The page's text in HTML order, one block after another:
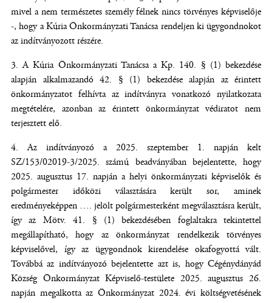
mivel a nem természetes személy félnek nincs törvényes képviselője
-, hogy a Kúria Önkormányzati Tanácsa rendeljen ki ügygondnokot
az indítványozott részére.
A Kúria Önkormányzati Tanácsa a Kp. 140. § (1) bekezdése
alapján alkalmazandó 42. § (1) bekezdése alapján az érintett
önkormányzatot felhívta az indítványra vonatkozó nyilatkozata
megtételére, azonban az érintett önkormányzat védiratot nem
terjesztett elő.
Az indítványozó a 2025. szeptember 1. napján kelt
SZ/153/02019-3/2025. számú beadványában bejelentette, hogy
2025. augusztus 17. napján a helyi önkormányzati képviselők és
polgármester időközi választására került sor, aminek
eredményeképpen …. jelölt polgármesterként megválasztásra került,
így az Mötv. 41. § (1) bekezdésében foglaltakra tekintettel
megállapítható, hogy az önkormányzat rendelkezik törvényes
képviselővel, így az ügygondnok kirendelése okafogyottá vált.
Továbbá az indítványozó bejelentette azt is, hogy Cégénydányád
Község Önkormányzat Képviselő-testülete 2025. augusztus 26.
napján megalkotta az Önkormányzat 2024. évi költségvetésének